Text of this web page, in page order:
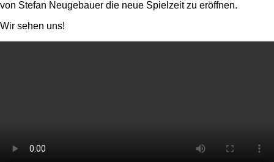
von Stefan Neugebauer die neue Spielzeit zu eröffnen.
Wir sehen uns!